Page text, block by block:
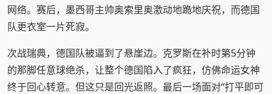
网络。赛后，墨西哥主帅奥索里奥激动地跪地庆祝，而德国
队更衣室一片死寂。
次战瑞典，德国队被逼到了悬崖边。克罗斯在补时第5分钟
的那脚任意球绝杀，让整个德国陷入了疯狂，仿佛命运女神
终于回心转意。但这只是回光返照。最后一场面对“打平即可